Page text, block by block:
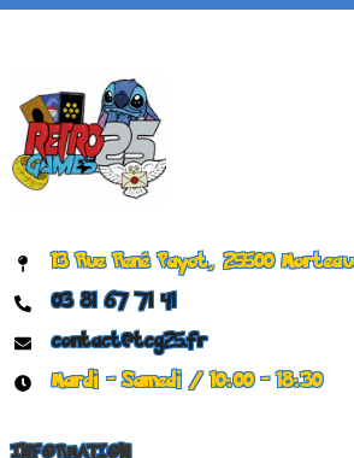
13 Rue René Payot, 25500 Morteau
03 81 67 71 41
contact@tcg25.fr
Mardi - Samedi / 10:00 - 18:30
INFORMATION